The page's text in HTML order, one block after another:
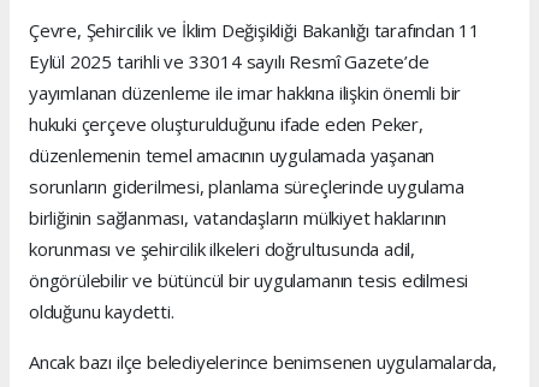
Çevre, Şehircilik ve İklim Değişikliği Bakanlığı tarafından 11
Eylül 2025 tarihli ve 33014 sayılı Resmî Gazete’de
yayımlanan düzenleme ile imar hakkına ilişkin önemli bir
hukuki çerçeve oluşturulduğunu ifade eden Peker,
düzenlemenin temel amacının uygulamada yaşanan
sorunların giderilmesi, planlama süreçlerinde uygulama
birliğinin sağlanması, vatandaşların mülkiyet haklarının
korunması ve şehircilik ilkeleri doğrultusunda adil,
öngörülebilir ve bütüncül bir uygulamanın tesis edilmesi
olduğunu kaydetti.
Ancak bazı ilçe belediyelerince benimsenen uygulamalarda,